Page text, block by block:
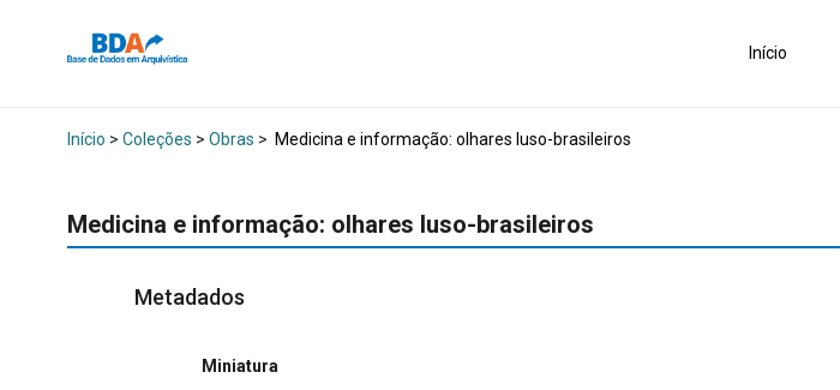
Início
Início > Coleções > Obras > Medicina e informação: olhares luso-brasileiros
Medicina e informação: olhares luso-brasileiros
Metadados
Miniatura